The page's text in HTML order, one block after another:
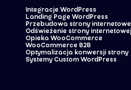
Integracje WordPress
Landing Page WordPress
Przebudowa strony internetowej
Odświeżenie strony internetowej
Opieka WooCommerce
WooCommerce B2B
Optymalizacja konwersji strony
Systemy Custom WordPress